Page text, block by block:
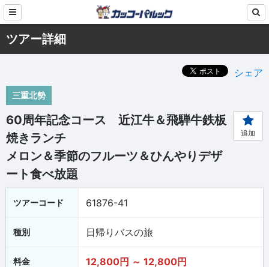
ツアー詳細
シェア
三重北勢
60周年記念コース 近江牛＆飛騨牛鉄板
焼きランチ
メロン＆季節のフルーツ＆ひんやりデザ
ート食べ放題
追加
ツアーコード 61876-41
種別 日帰りバスの旅
料金 12,800円 ～ 12,800円